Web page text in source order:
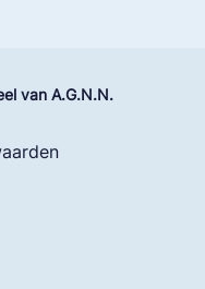
van A.G.N.N.